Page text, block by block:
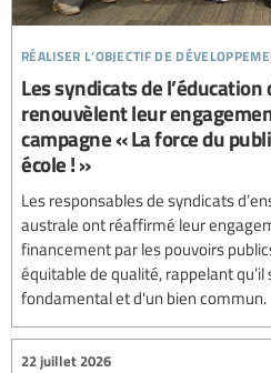
réaliser l’objectif de
Les syndicats de
renouvèlent leur
campagne « La force du
école ! »
Les responsables de syndicats
australe ont réaffirmé leur
financement par les pouvoirs
équitable de qualité, rappelant qu’il
fondamental et d'un bien commun.
22 juillet 2026